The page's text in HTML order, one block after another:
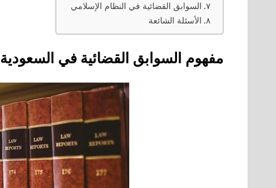
السوابق القضائية في النظام الإسلامي
الأسئلة الشائعة
مفهوم السوابق القضائية في السعودية